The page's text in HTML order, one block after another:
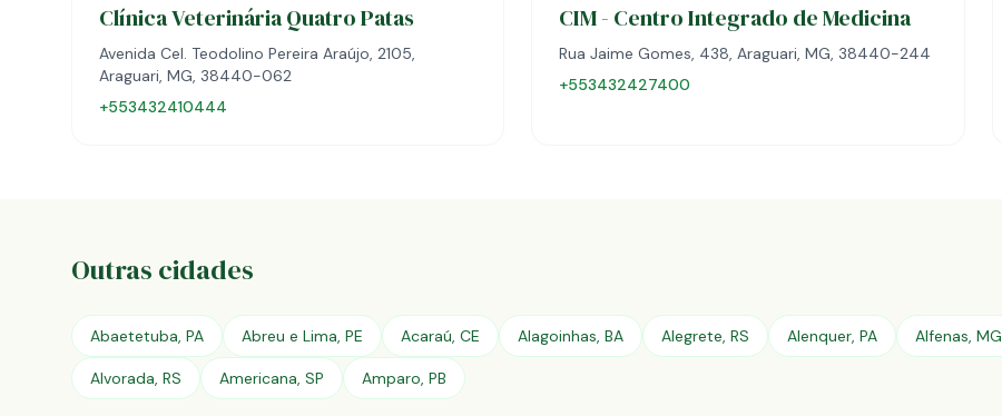
Clínica Veterinária Quatro Patas
Avenida Cel. Teodolino Pereira Araújo, 2105,
Araguari, MG, 38440-062
+553432410444
CIM - Centro Integrado de Medicina
Rua Jaime Gomes, 438, Araguari, MG, 38440-244
+553432427400
Outras cidades
Abaetetuba, PA Abreu e Lima, PE Acaraú, CE Alagoinhas, BA Alegrete, RS Alenquer, PA Alfenas, MG
Alvorada, RS Americana, SP Amparo, PB